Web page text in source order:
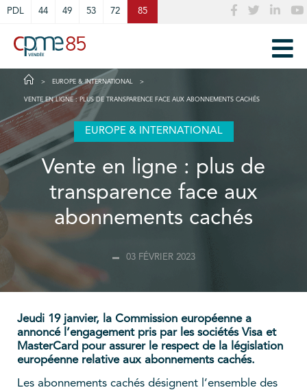
PDL 44 49 53 72 85
EUROPE & INTERNATIONAL
VENTE EN LIGNE : PLUS DE TRANSPARENCE FACE AUX ABONNEMENTS CACHÉS
EUROPE & INTERNATIONAL
Vente en ligne : plus de
transparence face aux
abonnements cachés
03 FÉVRIER 2023
Jeudi 19 janvier, la Commission européenne a
annoncé l’engagement pris par les sociétés Visa et
MasterCard pour assurer le respect de la législation
européenne relative aux abonnements cachés.
Les abonnements cachés désignent l’ensemble des
Cookies management panel